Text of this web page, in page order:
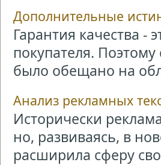
Дополнительные
Гарантия качества -
покупателя.
было обещано на
Анализ рекламных
Исторически
но, развиваясь, в
расширила сферу